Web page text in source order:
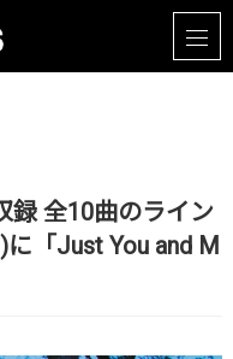
録 全10曲のライン
「Just You and M